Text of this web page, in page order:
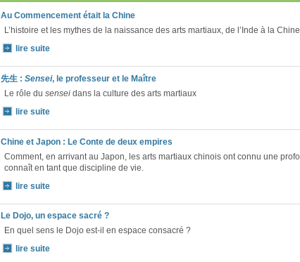
Au Commencement était la Chine
L’histoire et les mythes de la naissance des arts martiaux, de l’Inde à la
lire suite
先生 :Sensei, le professeur et le Maître
Le rôle dusensei dans la culture des arts martiaux
lire suite
Chine et Japon : Le Conte de deux empires
Comment, en arrivant au Japon, les arts martiaux chinois ont connu une
connaît en tant que discipline de vie.
lire suite
Le Dojo, un espace sacré ?
En quel sens le Dojo est-il en espace consacré ?
lire suite